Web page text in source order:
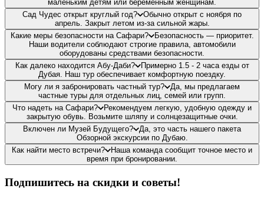
маленьким детям или беременным женщинам.
Сад Чудес открыт круглый год?
Обычно открыт с ноября по
апрель. Закрыт летом из-за сильной жары.
Какие меры безопасности на Сафари?
Безопасность — приоритет.
Наши водители соблюдают строгие правила, автомобили
оборудованы средствами безопасности.
Как далеко находится Абу-Даби?
Примерно 1.5 - 2 часа езды от
Дубая. Наш тур обеспечивает комфортную поездку.
Могу ли я забронировать частный тур?
Да, мы предлагаем
частные туры для отдельных лиц, семей или групп.
Что надеть на Сафари?
Рекомендуем легкую, удобную одежду и
закрытую обувь. Возьмите шляпу и солнцезащитные очки.
Включен ли Музей Будущего?
Да, это часть нашего пакета
Обзорной экскурсии по Дубаю.
Как найти место встречи?
Наша команда сообщит точное место и
время при бронировании.
Подпишитесь на скидки и советы!